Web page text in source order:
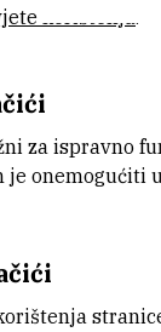
10000
korištenja.
za ispravno
je onemogućiti